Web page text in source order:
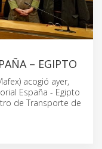
– EGIPTO
acogió ayer,
España - Egipto
de Transporte de